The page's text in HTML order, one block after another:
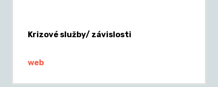
Krizové služby/ závislosti
web